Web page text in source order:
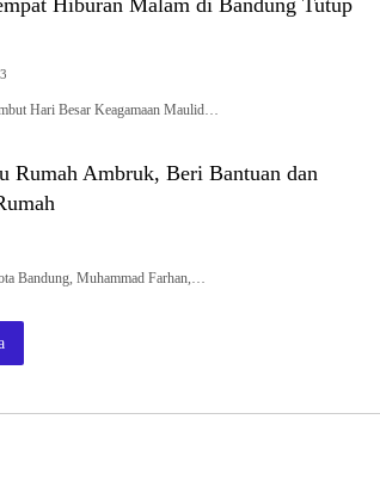
Hiburan Malam di Bandung Tutup
Hari Besar Keagamaan Maulid…
Rumah Ambruk, Beri Bantuan dan
Bandung, Muhammad Farhan,…